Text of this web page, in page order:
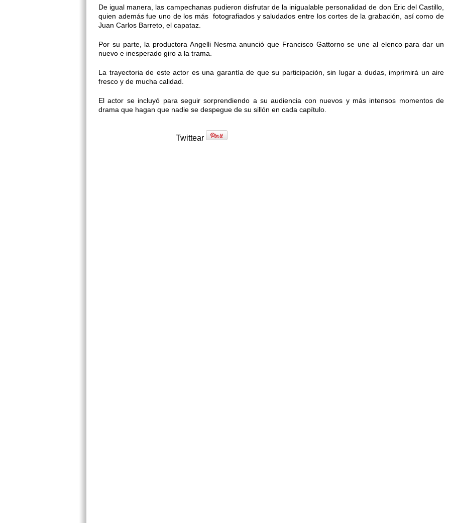
De igual manera, las campechanas pudieron disfrutar de la inigualable personalidad de don Eric del Castillo,
quien además fue uno de los más fotografiados y saludados entre los cortes de la grabación, así como de
Juan Carlos Barreto, el capataz.
Por su parte, la productora Angelli Nesma anunció que Francisco Gattorno se une al elenco para dar un
nuevo e inesperado giro a la trama.
La trayectoria de este actor es una garantía de que su participación, sin lugar a dudas, imprimirá un aire
fresco y de mucha calidad.
El actor se incluyó para seguir sorprendiendo a su audiencia con nuevos y más intensos momentos de
drama que hagan que nadie se despegue de su sillón en cada capítulo.
Twittear